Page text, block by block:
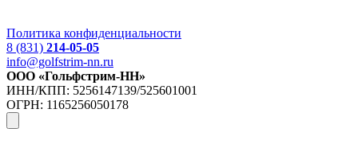
Политика конфиденциальности
8 (831) 214-05-05
info@golfstrim-nn.ru
ООО «Гольфстрим-НН»
ИНН/КПП: 5256147139/525601001
ОГРН: 1165256050178